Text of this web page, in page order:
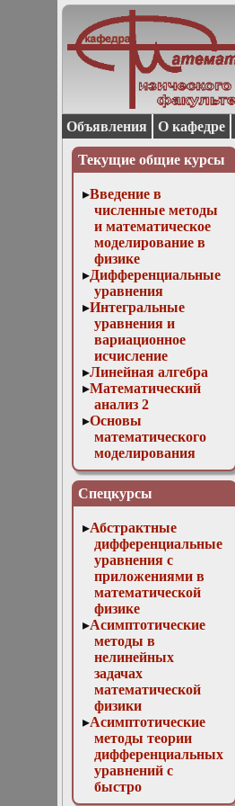
Объявления О кафедре
Текущие общие курсы
Введение в
численные методы
и математическое
моделирование в
физике
Дифференциальные
уравнения
Интегральные
уравнения и
вариационное
исчисление
Линейная алгебра
Математический
анализ 2
Основы
математического
моделирования
Численные методы
в физике
Спецкурсы
Абстрактные
дифференциальные
уравнения с
приложениями в
математической
физике
Асимптотические
методы в
нелинейных
задачах
математической
физики
Асимптотические
методы теории
дифференциальных
уравнений с
быстро
осциллирующими